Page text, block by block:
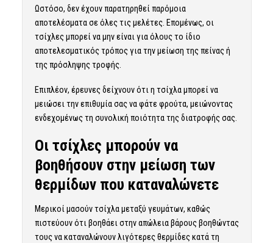
Ωστόσο, δεν έχουν παρατηρηθεί παρόμοια
αποτελέσματα σε όλες τις μελέτες. Επομένως, οι
τσίχλες μπορεί να μην είναι για όλους το ίδιο
αποτελεσματικός τρόπος για την μείωση της πείνας ή
της πρόσληψης τροφής.
Επιπλέον, έρευνες δείχνουν ότι η τσίχλα μπορεί να
μειώσει την επιθυμία σας να φάτε φρούτα, μειώνοντας
ενδεχομένως τη συνολική ποιότητα της διατροφής σας.
Οι τσίχλες μπορούν να
βοηθήσουν στην μείωση των
θερμίδων που καταναλώνετε
Μερικοί μασούν τσίχλα μεταξύ γευμάτων, καθώς
πιστεύουν ότι βοηθάει στην απώλεια βάρους βοηθώντας
τους να καταναλώνουν λιγότερες θερμίδες κατά τη